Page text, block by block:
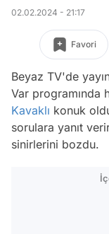
02.02.2024 - 21:17
Favori
Beyaz TV'de
Var programında
Kavaklı konuk
sorulara yanıt
sinirlerini bozdu.